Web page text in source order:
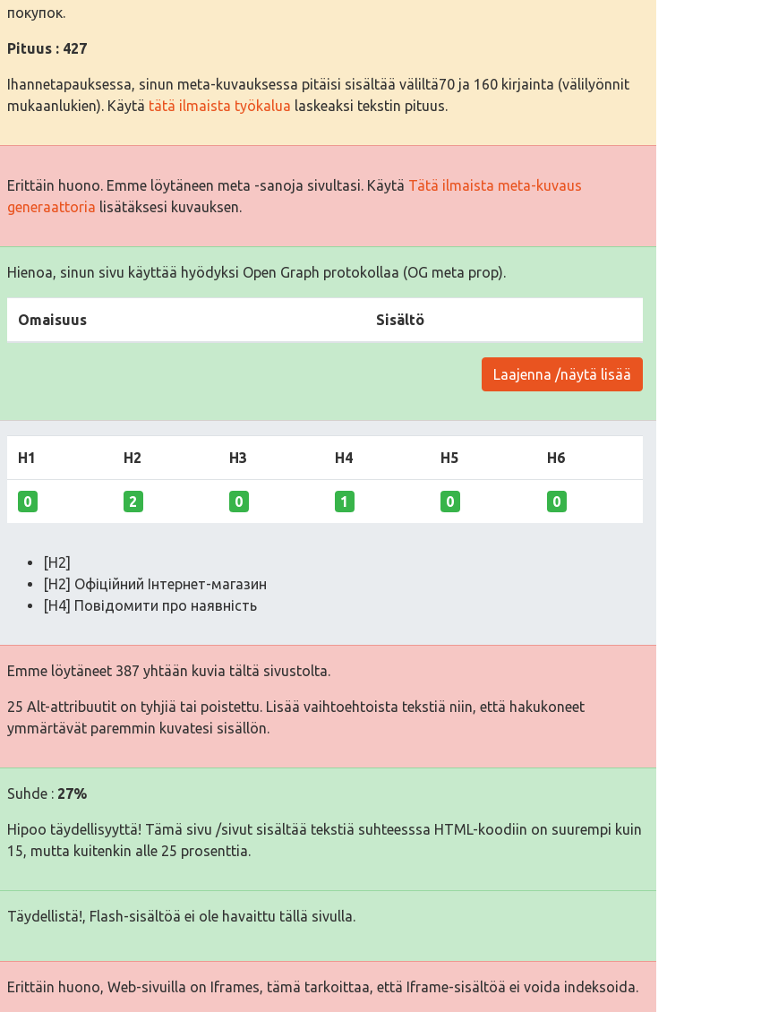
покупок.
Pituus : 427
Ihannetapauksessa, sinun meta-kuvauksessa pitäisi sisältää väliltä70 ja 160 kirjainta (välilyönnit
mukaanlukien). Käytä tätä ilmaista työkalua laskeaksi tekstin pituus.
Erittäin huono. Emme löytäneen meta -sanoja sivultasi. Käytä Tätä ilmaista meta-kuvaus
generaattoria lisätäksesi kuvauksen.
Hienoa, sinun sivu käyttää hyödyksi Open Graph protokollaa (OG meta prop).
Omaisuus Sisältö
Laajenna /näytä lisää
H1 H2 H3 H4 H5 H6
0 2 0 1 0 0
[H2]
[H2] Офіційний Інтернет-магазин
[H4] Повідомити про наявність
Emme löytäneet 387 yhtään kuvia tältä sivustolta.
25 Alt-attribuutit on tyhjiä tai poistettu. Lisää vaihtoehtoista tekstiä niin, että hakukoneet
ymmärtävät paremmin kuvatesi sisällön.
Suhde : 27%
Hipoo täydellisyyttä! Tämä sivu /sivut sisältää tekstiä suhteesssa HTML-koodiin on suurempi kuin
15, mutta kuitenkin alle 25 prosenttia.
Täydellistä!, Flash-sisältöä ei ole havaittu tällä sivulla.
Erittäin huono, Web-sivuilla on Iframes, tämä tarkoittaa, että Iframe-sisältöä ei voida indeksoida.